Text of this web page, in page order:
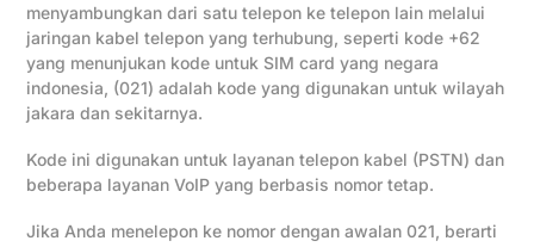
menyambungkan dari satu telepon ke telepon lain melalui
jaringan kabel telepon yang terhubung, seperti kode +62
yang menunjukan kode untuk SIM card yang negara
indonesia, (021) adalah kode yang digunakan untuk wilayah
jakara dan sekitarnya.
Kode ini digunakan untuk layanan telepon kabel (PSTN) dan
beberapa layanan VoIP yang berbasis nomor tetap.
Jika Anda menelepon ke nomor dengan awalan 021, berarti